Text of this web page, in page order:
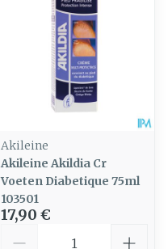
Akileine
Akileine Akildia Cr
Voeten Diabetique 75ml
103501
17,90 €